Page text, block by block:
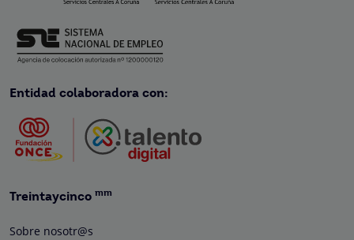
Entidad colaboradora con:
Treintaycinco mm
Sobre nosotr@s